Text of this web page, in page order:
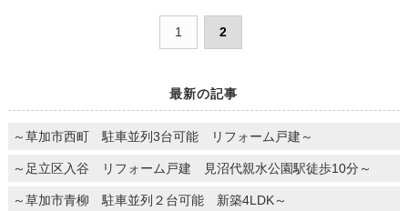
1 2
最新の記事
～草加市西町 駐車並列3台可能 リフォーム戸建～
～足立区入谷 リフォーム戸建 見沼代親水公園駅徒歩10分～
～草加市青柳 駐車並列２台可能 新築4LDK～